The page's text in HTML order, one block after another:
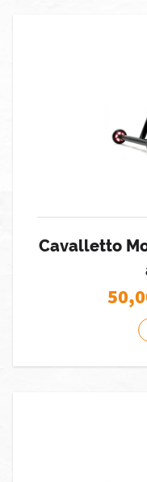
Cavalletto